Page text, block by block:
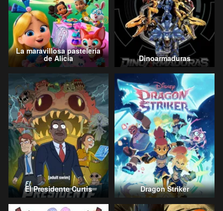
La maravillosa pastelería
de Alicia Dinoarmaduras
El Presidente Curtis Dragon Striker